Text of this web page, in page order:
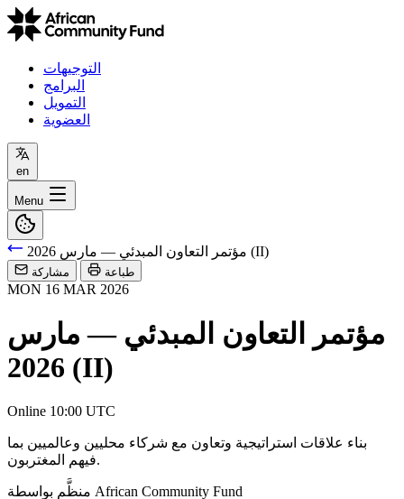
التوجيهات
البرامج
التمويل
العضوية
en
Menu
مؤتمر التعاون المبدئي — مارس 2026 (II)
مشاركة طباعة
MON 16 MAR 2026
مؤتمر التعاون المبدئي — مارس
2026 (II)
Online 10:00 UTC
بناء علاقات استراتيجية وتعاون مع شركاء محليين وعالميين بما
فيهم المغتربون.
African Community Fund